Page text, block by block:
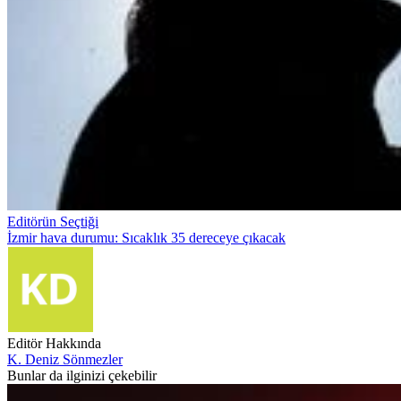
Editörün Seçtiği
İzmir hava durumu: Sıcaklık 35 dereceye çıkacak
Editör Hakkında
K. Deniz Sönmezler
Bunlar da ilginizi çekebilir